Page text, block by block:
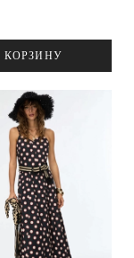
КОРЗИНУ